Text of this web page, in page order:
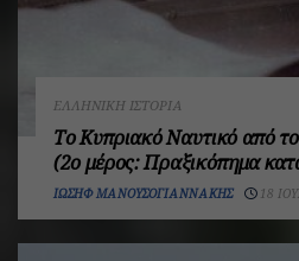
ΕΛΛΗΝΙΚΉ ΙΣΤΟΡΊΑ
Το Κυπριακό Ναυτικό από
(2ο μέρος: Πραξικόπημα
ΙΩΣΉΦ ΜΑΝΟΥΣΟΓΙΑΝΝΆΚΗΣ 18